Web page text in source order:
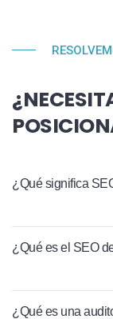
¿Qué significa
¿Qué es el SEO
¿Qué es una